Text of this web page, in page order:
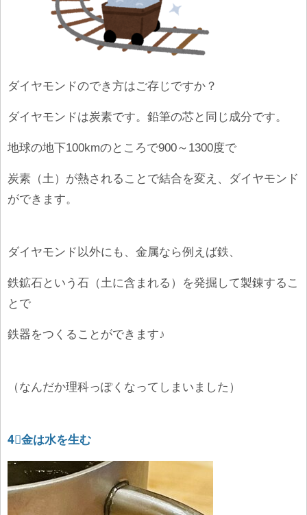
ダイヤモンドのでき方はご存じですか？
ダイヤモンドは炭素です。鉛筆の芯と同じ成分です。
地球の地下100kmのところで900～1300度で
炭素（土）が熱されることで結合を変え、ダイヤモンド
ができます。
ダイヤモンド以外にも、金属なら例えば鉄、
鉄鉱石という石（土に含まれる）を発掘して製錬するこ
とで
鉄器をつくることができます♪
（なんだか理科っぽくなってしまいました）
4⃣金は水を生む